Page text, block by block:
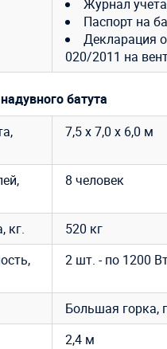
Журнал
Паспорт на
Декларация
020/2011 на
батута
7,5 х 7,0 х 6,0 м
8 человек
кг.
520 кг
2 шт. - по 1200
Большая горка,
2,4 м